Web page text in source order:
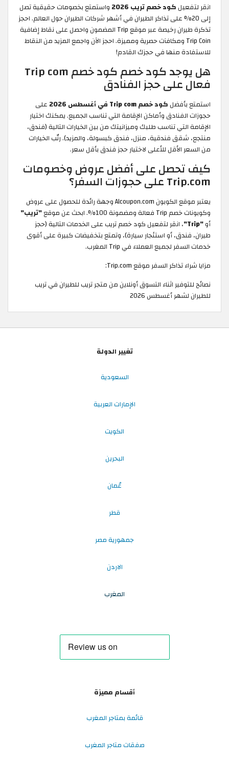
انقر لتفعيل كود خصم تريب 2026
واستمتع بخصومات حقيقية تصل
إلى 20% على تذاكر الطيران في أشهر شركات الطيران حول العالم. احجز
تذكرة طيران رخيصة عبر موقع Trip المضمون واحصل على نقاط إضافية
Trip Coin ومكافآت حصرية ومميزة. احجز الآن واجمع المزيد من النقاط
للاستفادة منها في حجزك القادم!
هل يوجد كود خصم كود خصم Trip com
فعال على حجز الفنادق
استمتع بأفضل كود خصم Trip com في أغسطس 2026
على
حجوزات الفنادق وأماكن الإقامة التي تناسب الجميع. يمكنك اختيار
الإقامة التي تناسب طلبك وميزانيتك من بين الخيارات التالية (فندق،
منتجع، شقق فندقية، منزل، فندق كبسولة، والمزيد). رتّب الخيارات
من السعر الأقل للأعلى لاختيار حجز فندق بأقل سعر.
كيف تحصل على أفضل عروض وخصومات
Trip.com على حجوزات السفر؟
يعتبر موقع الكوبون Alcoupon.com وجهة رائدة للحصول على عروض
وكوبونات خصم Trip فعالة ومضمونة 100%. ابحث عن موقع
"تريب"
أو"Trip"
، انقر لتفعيل كود خصم تريب على الخدمات التالية (حجز
طيران، فندق، أو استئجار سيارة)، وتمتع بتخفيضات كبيرة على أقوى
خدمات السفر لجميع العملاء في Trip المغرب.
مزايا شراء تذاكر السفر موقع Trip.com:
نصائح للتوفير اثناء التسوق أونلاين من متجر تريب للطيران في تريب
للطيران لشهر أغسطس 2026
تغيير الدولة
السعودية
الإمارات العربية
الكويت
البحرين
عُمان
قطر
جمهورية مصر
الاردن
المغرب
أقسام مميزة
قائمة بمتاجر المغرب
صفقات متاجر المغرب